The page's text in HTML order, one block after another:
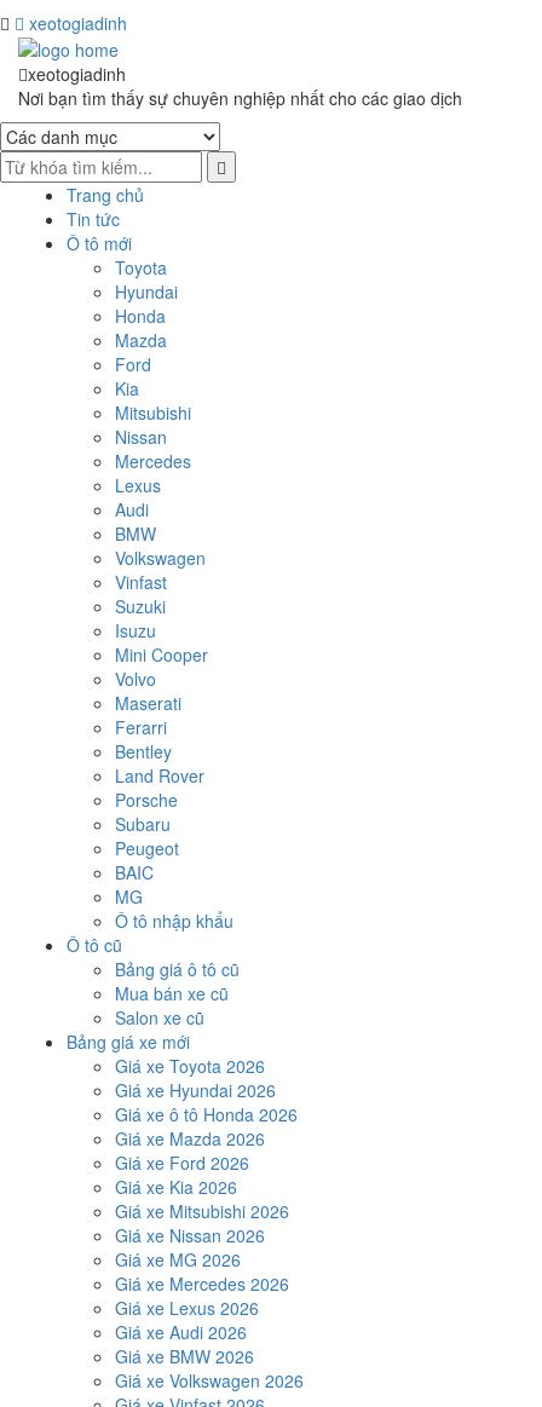
xeotogiadinh
Skip
navigation
Skip
content
xeotogiadinh
Nơi bạn tìm thấy sự chuyên nghiệp nhất cho các giao dịch
Trang chủ
Tin tức
Ô tô mới
Toyota
Hyundai
Honda
Mazda
Ford
Kia
Mitsubishi
Nissan
Mercedes
Lexus
Audi
BMW
Volkswagen
Vinfast
Suzuki
Isuzu
Mini Cooper
Volvo
Maserati
Ferarri
Bentley
Land Rover
Porsche
Subaru
Peugeot
BAIC
MG
Ô tô nhập khẩu
Ô tô cũ
Bảng giá ô tô cũ
Mua bán xe cũ
Salon xe cũ
Bảng giá xe mới
Giá xe Toyota 2026
Giá xe Hyundai 2026
Giá xe ô tô Honda 2026
Giá xe Mazda 2026
Giá xe Ford 2026
Giá xe Kia 2026
Giá xe Mitsubishi 2026
Giá xe Nissan 2026
Giá xe MG 2026
Giá xe Mercedes 2026
Giá xe Lexus 2026
Giá xe Audi 2026
Giá xe BMW 2026
Giá xe Volkswagen 2026